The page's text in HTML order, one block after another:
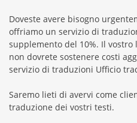
Doveste avere bisogno
offriamo un servizio di
supplemento del 10%. Il
non dovrete sostenere costi
servizio di traduzioni Ufficio
Saremo lieti di avervi come
traduzione dei vostri testi.